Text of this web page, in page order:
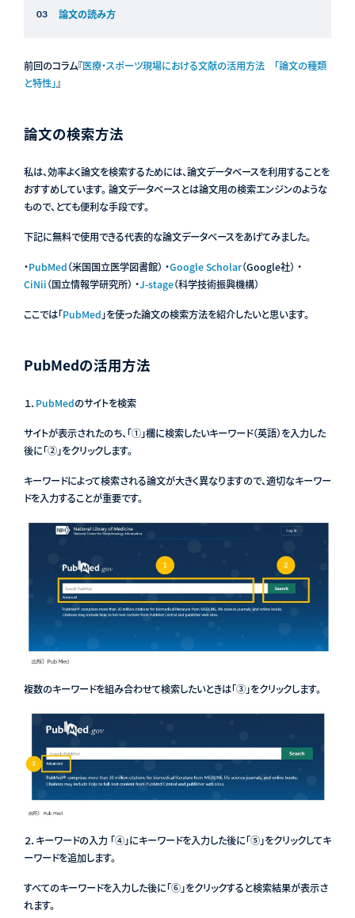
論文の読み方
前回のコラム『医療・スポーツ現場における文献の活用方法 「論文の種類
と特性」』
論文の検索方法
私は、効率よく論文を検索するためには、論文データベースを利用することを
おすすめしています。 論文データベースとは論文用の検索エンジンのような
もので、とても便利な手段です。
下記に無料で使用できる代表的な論文データベースをあげてみました。
・PubMed（米国国立医学図書館） ・Google Scholar（Google社） ・
CiNii（国立情報学研究所） ・J-stage（科学技術振興機構）
ここでは「PubMed 」を使った論文の検索方法を紹介したいと思います。
PubMedの活用方法
１． PubMedのサイトを検索
サイトが表示されたのち、「①」欄に検索したいキーワード（英語）を入力した
後に「②」をクリックします。
キーワードによって検索される論文が大きく異なりますので、適切なキーワー
ドを入力することが重要です。
複数のキーワードを組み合わせて検索したいときは「③」をクリックします。
２．キーワードの入力 「④」にキーワードを入力した後に「⑤」をクリックしてキ
ーワードを追加します。
すべてのキーワードを入力した後に「⑥」をクリックすると検索結果が表示さ
れます。